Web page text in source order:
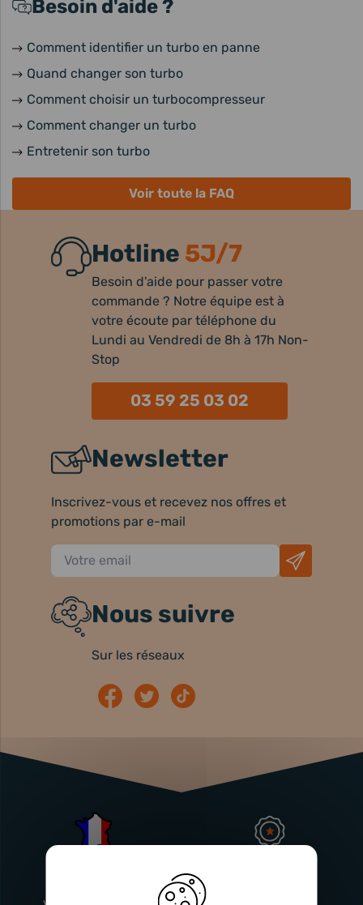
Besoin d'aide ?
Comment identifier un turbo en panne
Quand changer son turbo
Comment choisir un turbocompresseur
Comment changer un turbo
Entretenir son turbo
Voir toute la FAQ
Hotline 5J/7
Besoin d'aide pour passer votre
commande ? Notre équipe est à
votre écoute par téléphone du
Lundi au Vendredi de 8h à 17h Non-
Stop
03 59 25 03 02
Newsletter
Inscrivez-vous et recevez nos offres et
promotions par e-mail
Nous suivre
Sur les réseaux